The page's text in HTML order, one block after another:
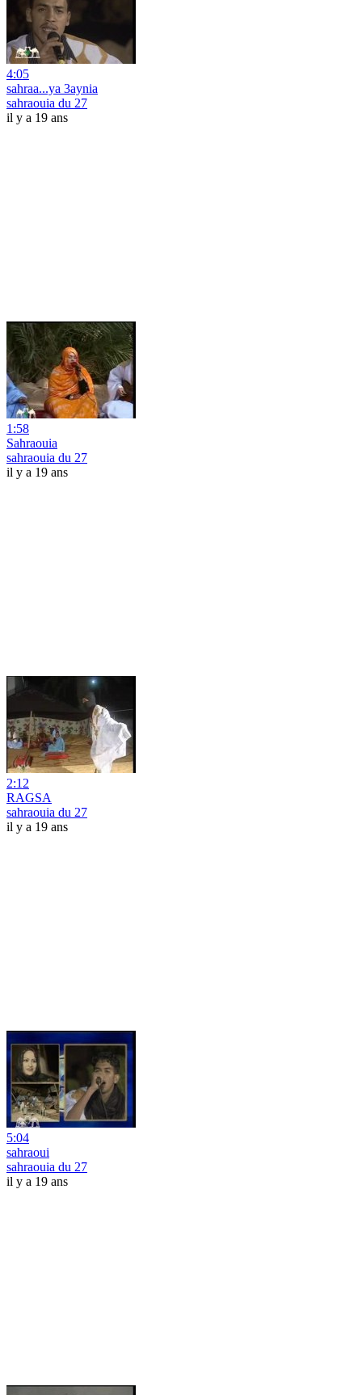
4:05
sahraa...ya 3aynia
sahraouia du 27
il y a 19 ans
1:58
Sahraouia
sahraouia du 27
il y a 19 ans
2:12
RAGSA
sahraouia du 27
il y a 19 ans
5:04
sahraoui
sahraouia du 27
il y a 19 ans